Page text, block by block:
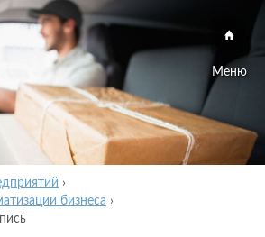
Меню
›
бизнеса ›